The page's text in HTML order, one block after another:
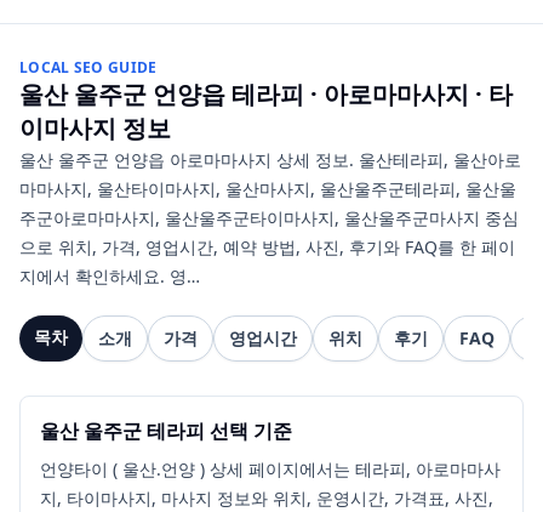
LOCAL SEO GUIDE
울산 울주군 언양읍 테라피 · 아로마마사지 · 타
이마사지 정보
울산 울주군 언양읍 아로마마사지 상세 정보. 울산테라피, 울산아로
마마사지, 울산타이마사지, 울산마사지, 울산울주군테라피, 울산울
주군아로마마사지, 울산울주군타이마사지, 울산울주군마사지 중심
으로 위치, 가격, 영업시간, 예약 방법, 사진, 후기와 FAQ를 한 페이
지에서 확인하세요. 영…
목차 소개 가격 영업시간 위치 후기 FAQ
울산 울주군 테라피 선택 기준
언양타이 ( 울산.언양 ) 상세 페이지에서는 테라피, 아로마마사
지, 타이마사지, 마사지 정보와 위치, 운영시간, 가격표, 사진,